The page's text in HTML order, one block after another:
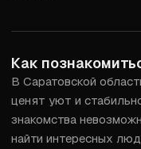
Как
В Саратовской
ценят уют и
знакомства
найти интересных